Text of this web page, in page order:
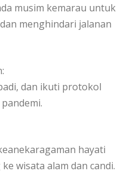
musim kemarau untuk
menghindari jalanan
dan ikuti protokol
hayati
wisata alam dan candi.